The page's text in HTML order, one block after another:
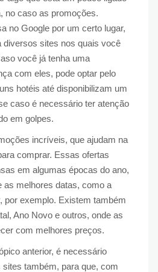
no caso as promoções.
no Google por um certo lugar,
diversos sites nos quais você
você já tenha uma
com eles, pode optar pelo
hotéis até disponibilizam um
caso é necessário ter atenção
em golpes.
incríveis, que ajudam na
comprar. Essas ofertas
em algumas épocas do ano,
as melhores datas, como a
, por exemplo. Existem também
Ano Novo e outros, onde as
com melhores preços.
anterior, é necessário
também, para que, com